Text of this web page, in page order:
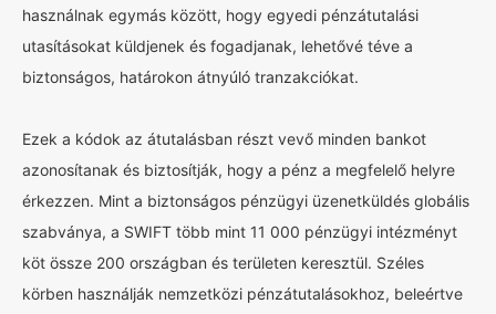
használnak egymás között, hogy egyedi pénzátutalási
utasításokat küldjenek és fogadjanak, lehetővé téve a
biztonságos, határokon átnyúló tranzakciókat.
Ezek a kódok az átutalásban részt vevő minden bankot
azonosítanak és biztosítják, hogy a pénz a megfelelő helyre
érkezzen. Mint a biztonságos pénzügyi üzenetküldés globális
szabványa, a SWIFT több mint 11 000 pénzügyi intézményt
köt össze 200 országban és területen keresztül. Széles
körben használják nemzetközi pénzátutalásokhoz, beleértve